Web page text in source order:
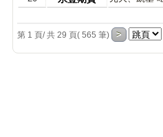
第 1 頁/ 共 29 頁( 565 筆)